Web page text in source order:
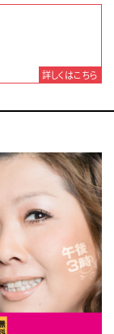
詳しくはこちら